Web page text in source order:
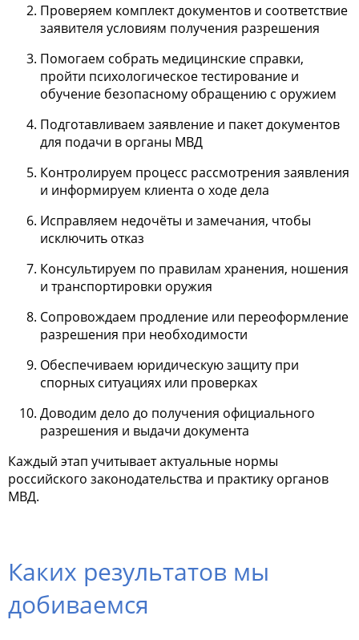
Проверяем комплект документов и соответствие
заявителя условиям получения разрешения
Помогаем собрать медицинские справки,
пройти психологическое тестирование и
обучение безопасному обращению с оружием
Подготавливаем заявление и пакет документов
для подачи в органы МВД
Контролируем процесс рассмотрения заявления
и информируем клиента о ходе дела
Исправляем недочёты и замечания, чтобы
исключить отказ
Консультируем по правилам хранения, ношения
и транспортировки оружия
Сопровождаем продление или переоформление
разрешения при необходимости
Обеспечиваем юридическую защиту при
спорных ситуациях или проверках
Доводим дело до получения официального
разрешения и выдачи документа
Каждый этап учитывает актуальные нормы
российского законодательства и практику органов
МВД.
Каких результатов мы
добиваемся